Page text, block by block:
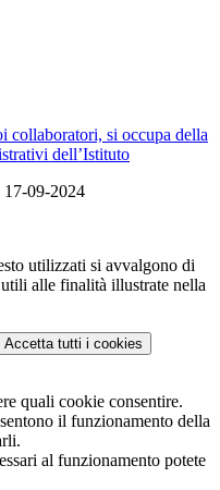
collaboratori, si occupa della
dell’Istituto
17-09-2024
utilizzati si avvalgono di
alle finalità illustrate nella
Accetta tutti i cookies
quali cookie consentire.
il funzionamento della
al funzionamento potete